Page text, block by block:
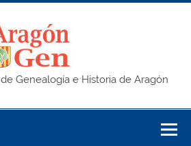
Genealogía e Historia de Aragón